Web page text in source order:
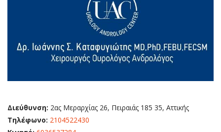
Διεύθυνση: 2ας Μεραρχίας 26, Πειραιάς 185 35, Αττικής
Τηλέφωνο: 2104522430